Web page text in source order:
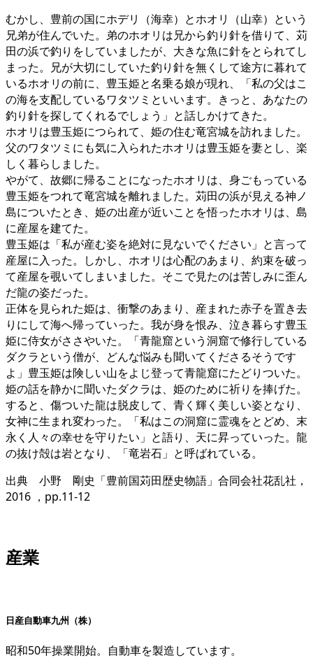
むかし、豊前の国にホデリ（海幸）とホオリ（山幸）という
兄弟が住んでいた。弟のホオリは兄から釣り針を借りて、苅
田の浜で釣りをしていましたが、大きな魚に針をとられてし
まった。兄が大切にしていた釣り針を無くして途方に暮れて
いるホオリの前に、豊玉姫と名乗る娘が現れ、「私の父はこ
の海を支配しているワタツミといいます。きっと、あなたの
釣り針を探してくれるでしょう」と話しかけてきた。
ホオリは豊玉姫につられて、姫の住む竜宮城を訪れました。
父のワタツミにも気に入られたホオリは豊玉姫を妻とし、楽
しく暮らしました。
やがて、故郷に帰ることになったホオリは、身ごもっている
豊玉姫をつれて竜宮城を離れました。苅田の浜が見える神ノ
島についたとき、姫の出産が近いことを悟ったホオリは、島
に産屋を建てた。
豊玉姫は「私が産む姿を絶対に見ないでください」と言って
産屋に入った。しかし、ホオリは心配のあまり、約束を破っ
て産屋を覗いてしまいました。そこで見たのは苦しみに歪ん
だ龍の姿だった。
正体を見られた姫は、衝撃のあまり、産まれた赤子を置き去
りにして海へ帰っていった。我が身を恨み、泣き暮らす豊玉
姫に侍女がささやいた。「青龍窟という洞窟で修行している
ダクラという僧が、どんな悩みも聞いてくださるそうです
よ」豊玉姫は険しい山をよじ登って青龍窟にたどりついた。
姫の話を静かに聞いたダクラは、姫のために祈りを捧げた。
すると、傷ついた龍は脱皮して、青く輝く美しい姿となり、
女神に生まれ変わった。「私はこの洞窟に霊魂をとどめ、末
永く人々の幸せを守りたい」と語り、天に昇っていった。龍
の抜け殻は岩となり、「竜岩石」と呼ばれている。
出典 小野 剛史「豊前国苅田歴史物語」合同会社花乱社，
2016 ，pp.11-12
産業
日産自動車九州（株）
昭和50年操業開始。自動車を製造しています。